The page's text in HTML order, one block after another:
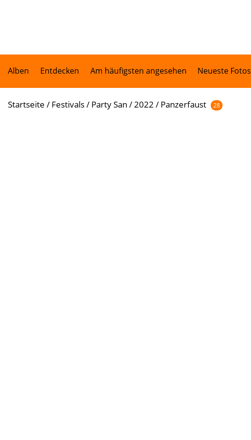
Alben Entdecken Am häufigsten angesehen Neueste Fotos
Startseite / Festivals/ Party San /2022 / Panzerfaust 28